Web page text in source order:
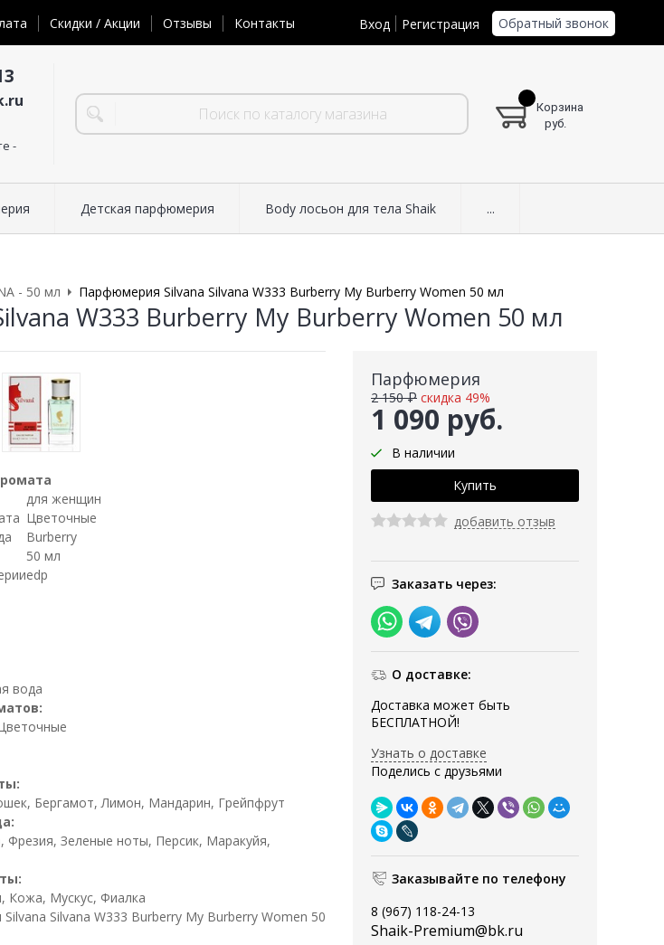
Скидки / Акции Отзывы Контакты Вход Регистрация Обратный звонок
-
Корзина
руб.
Детская парфюмерия Body лосьон для тела Shaik ...
- 50 мл Парфюмерия Silvana Silvana W333 Burberry My Burberry Women 50 мл
W333 Burberry My Burberry Women 50 мл
Парфюмерия
1 090 руб.
2 150 ₽ скидка 49%
В наличии
добавить отзыв
Заказать через:
О доставке:
Доставка может быть
БЕСПЛАТНОЙ!
Узнать о доставке
Поделись с друзьями
Заказывайте по телефону
8 (967) 118-24-13
Shaik-Premium@bk.ru
для женщин
Цветочные
Burberry
50 мл
edp
вода
Бергамот, Лимон, Мандарин, Грейпфрут
Фрезия, Зеленые ноты, Персик, Маракуйя,
Кожа, Мускус, Фиалка
Silvana W333 Burberry My Burberry Women 50